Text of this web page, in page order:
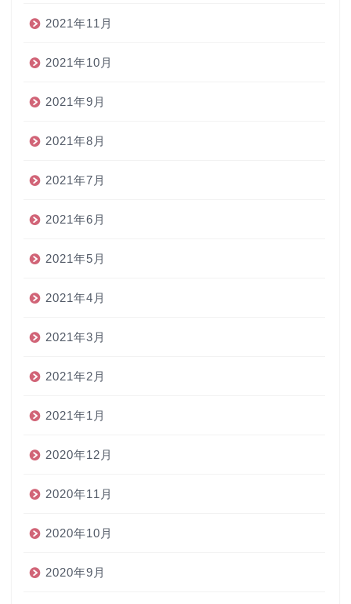
2021年11月
2021年10月
2021年9月
2021年8月
2021年7月
2021年6月
2021年5月
2021年4月
2021年3月
2021年2月
2021年1月
2020年12月
2020年11月
2020年10月
2020年9月